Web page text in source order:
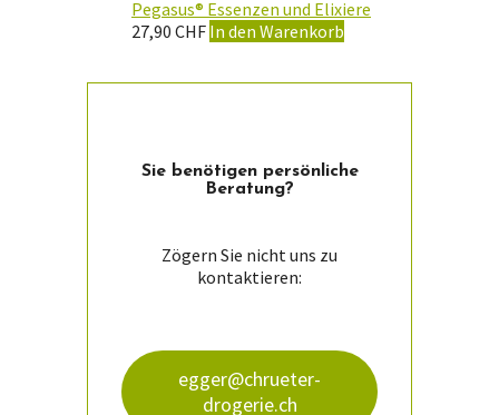
Pegasus® Essenzen und Elixiere
27,90 CHF In den Warenkorb
Sie ­benötigen persön­liche
Beratung?
Zögern Sie nicht uns zu
kontaktieren:
egger@chrueter-
drogerie.ch